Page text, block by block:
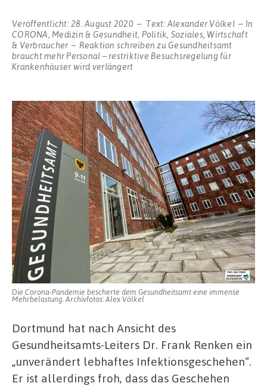
Veröffentlicht:28. August 2020 Text: Alexander Völkel
In
CORONA, Medizin & Gesundheit, Politik, Soziales,Wirtschaft
& Verbraucher
Reaktion schreiben zu Gesundheitsamt
braucht mehr Personal – restriktive Besuchsregelung für
Krankenhäuser wird verlängert
Die Corona-Pandemie bescherte dem Gesundheitsamt eine immense
Mehrbelastung. Archivfotos: Alex Völkel
Dortmund hat nach Ansicht des
Gesundheitsamts-Leiters Dr. Frank Renken ein
„unverändert lebhaftes Infektionsgeschehen“.
Er ist allerdings froh, dass das Geschehen